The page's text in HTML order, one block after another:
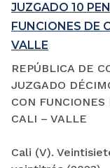
JUZGADO 10
FUNCIONES DE
VALLE
REPÚBLICA DE
JUZGADO
CON
CALI – VALLE
Cali (V).